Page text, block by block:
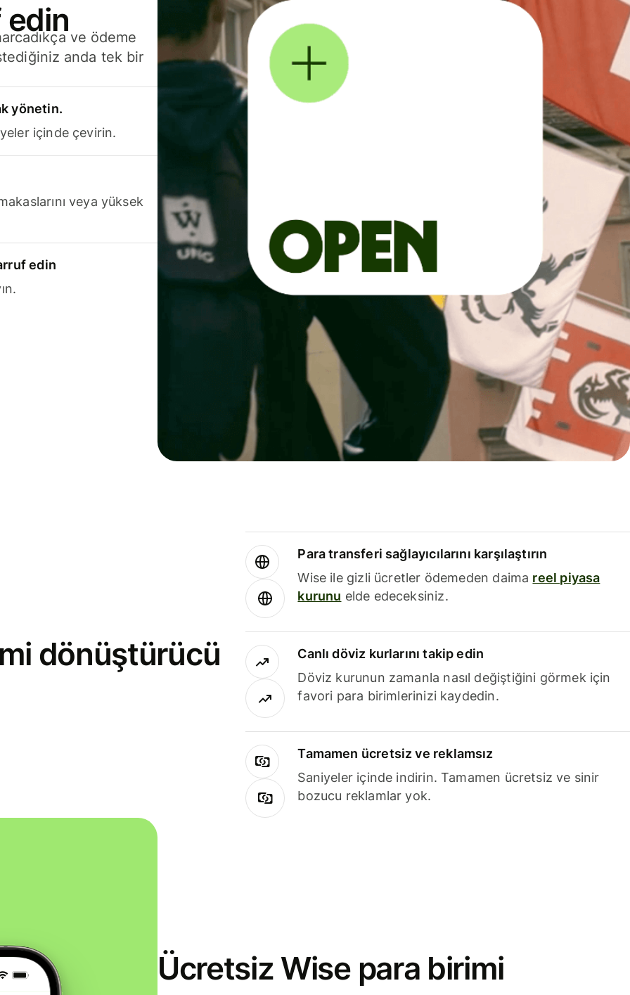
edinve ödeme
anda tek bir
yönetin.
içinde çevirin.
veya yüksek
edin
dönüştürücü
Para transferi sağlayıcılarını karşılaştırın
Wise ile gizli ücretler ödemeden daima reel piyasa
kurunu elde edeceksiniz.
Canlı döviz kurlarını takip edin
Döviz kurunun zamanla nasıl değiştiğini görmek için
favori para birimlerinizi kaydedin.
Tamamen ücretsiz ve reklamsız
Saniyeler içinde indirin. Tamamen ücretsiz ve sinir
bozucu reklamlar yok.
Ücretsiz Wise para birimi